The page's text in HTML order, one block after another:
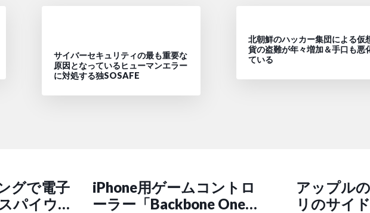
サイバーセキュリティの最も重要な
原因となっているヒューマンエラー
に対処する独SOSAFE
北朝鮮のハッカー集団による仮
貨の盗難が年々増加＆手口も悪
ている
グで電子
パイウェ
iPhone用ゲームコントロ
ーラー「Backbone One」
アップル
リのサイ